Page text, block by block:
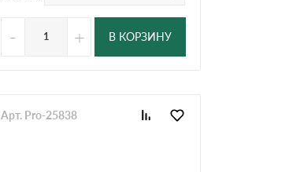
- + В КОРЗИНУ
Арт. Pro-25838